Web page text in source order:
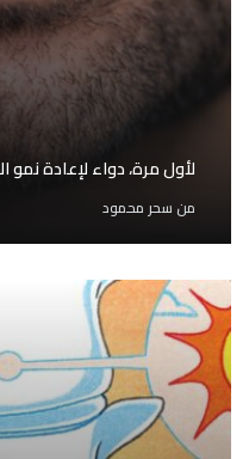
لأول مرة، دواء لإعادة نمو
من سحر محمود